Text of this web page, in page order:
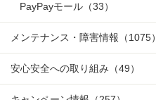
PayPayモール （33）
メンテナンス・障害情報 （1075）
安心安全への取り組み （49）